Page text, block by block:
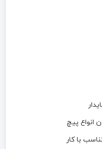
انواع پیچ
با کار